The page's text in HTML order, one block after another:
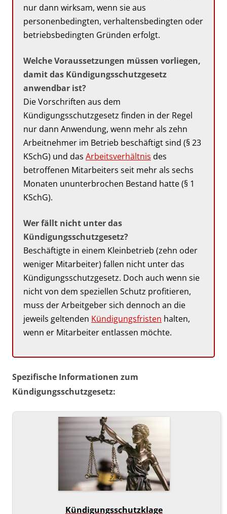
nur dann wirksam, wenn sie aus
personenbedingten, verhaltensbedingten oder
betriebsbedingten Gründen erfolgt.
Welche Voraussetzungen müssen vorliegen,
damit das Kündigungsschutzgesetz
anwendbar ist?
Die Vorschriften aus dem
Kündigungsschutzgesetz finden in der Regel
nur dann Anwendung, wenn mehr als zehn
Arbeitnehmer im Betrieb beschäftigt sind (§ 23
KSchG) und das Arbeitsverhältnis des
betroffenen Mitarbeiters seit mehr als sechs
Monaten ununterbrochen Bestand hatte (§ 1
KSchG).
Wer fällt nicht unter das
Kündigungsschutzgesetz?
Beschäftigte in einem Kleinbetrieb (zehn oder
weniger Mitarbeiter) fallen nicht unter das
Kündigungsschutzgesetz. Doch auch wenn sie
nicht von dem speziellen Schutz profitieren,
muss der Arbeitgeber sich dennoch an die
jeweils geltenden Kündigungsfristen halten,
wenn er Mitarbeiter entlassen möchte.
Spezifische Informationen zum
Kündigungsschutzgesetz:
Kündigungsschutzklage